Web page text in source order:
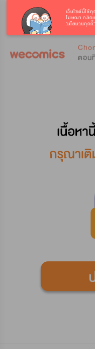
ตอน
เว็บไซต์นี้ใช้คุ
โฆษณา คลิก
‘นโยบายคุกกี้’